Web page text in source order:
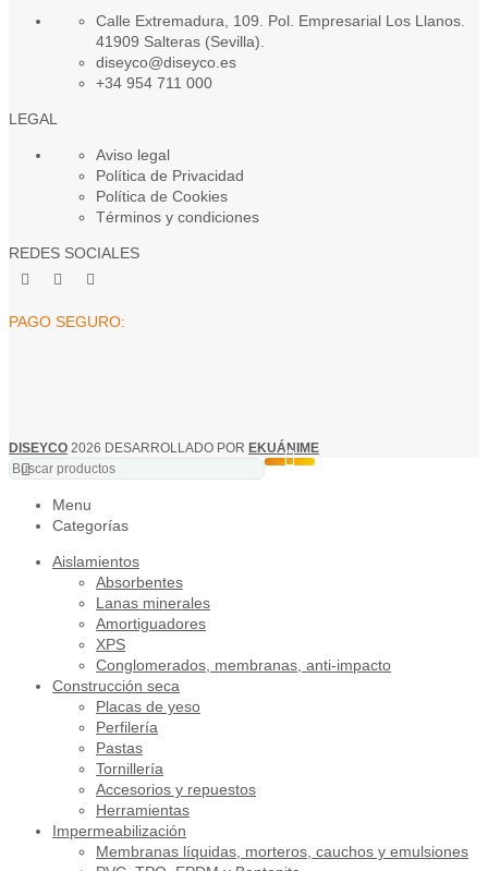
Calle Extremadura, 109. Pol. Empresarial Los Llanos.
41909 Salteras (Sevilla).
diseyco@diseyco.es
+34 954 711 000
LEGAL
Aviso legal
Política de Privacidad
Política de Cookies
Términos y condiciones
REDES SOCIALES
PAGO SEGURO:
DISEYCO 2026 DESARROLLADO POR EKUÁNIME
Menu
Categorías
Aislamientos
Absorbentes
Lanas minerales
Amortiguadores
XPS
Conglomerados, membranas, anti-impacto
Construcción seca
Placas de yeso
Perfilería
Pastas
Tornillería
Accesorios y repuestos
Herramientas
Impermeabilización
Membranas líquidas, morteros, cauchos y emulsiones